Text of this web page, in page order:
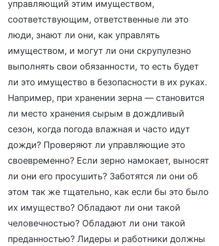
управляющий этим имуществом,
соответствующим, ответственные ли это
люди, знают ли они, как управлять
имуществом, и могут ли они скрупулезно
выполнять свои обязанности, то есть будет
ли это имущество в безопасности в их руках.
Например, при хранении зерна — становится
ли место хранения сырым в дождливый
сезон, когда погода влажная и часто идут
дожди? Проверяют ли управляющие это
своевременно? Если зерно намокает, выносят
ли они его просушить? Заботятся ли они об
этом так же тщательно, как если бы это было
их имущество? Обладают ли они такой
человечностью? Обладают ли они такой
преданностью? Лидеры и работники должны